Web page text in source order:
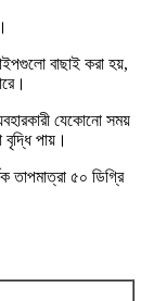
বাছাই করা হয়,
যেকোনো সময়
পায়।
তাপমাত্রা ৫০ ডিগ্রি